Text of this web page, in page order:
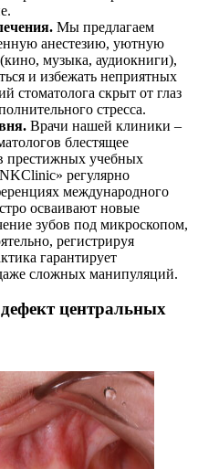
Мы предлагаем
анестезию, уютную
музыка, аудиокниги),
и избежать неприятных
стоматолога скрыт от глаз
стресса.
Врачи нашей клиники –
блестящее
престижных учебных
регулярно
международного
осваивают новые
зубов под микроскопом,
регистрируя
гарантирует
сложных манипуляций.
центральных